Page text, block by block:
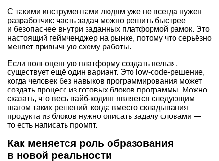
С такими инструментами людям уже не всегда нужен
разработчик: часть задач можно решить быстрее
и безопаснее внутри заданных платформой рамок. Это
настоящий геймченджер на рынке, потому что серьёзно
меняет привычную схему работы.
Если полноценную платформу создать нельзя,
существует ещё один вариант. Это low-code-решение,
когда человек без навыков программирования может
создать процесс из готовых блоков программы. Можно
сказать, что весь вайб-кодинг является следующим
шагом таких решений, когда вместо складывания
продукта из блоков нужно описать задачу словами —
то есть написать промпт.
Как меняется роль образования
в новой реальности